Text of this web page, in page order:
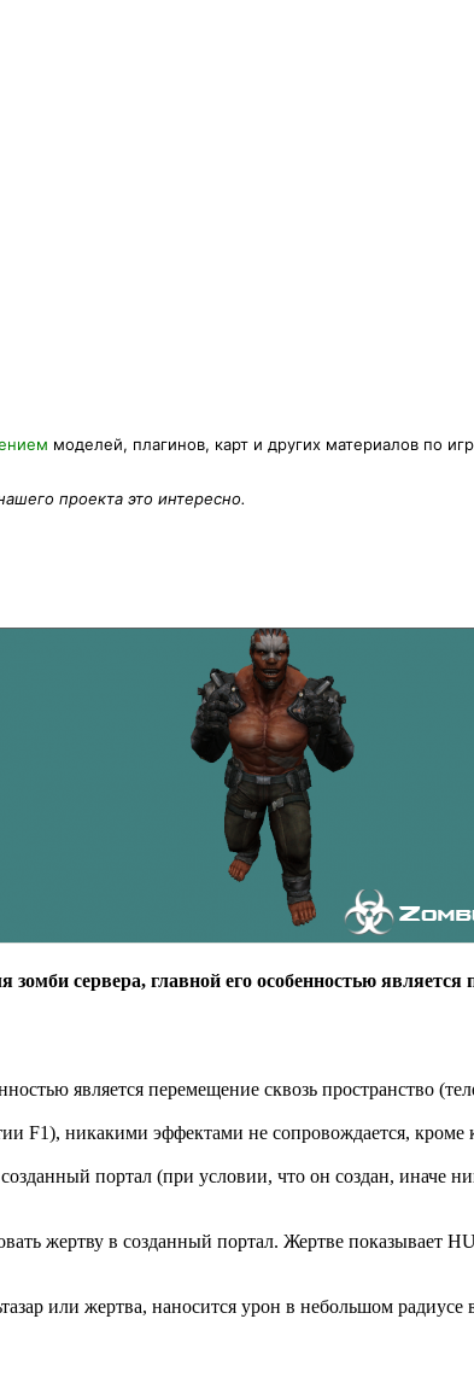
моделей, плагинов, карт и других материалов по
проекта это интересно.
сервера, главной его особенностью
является перемещение сквозь пространство
F1), никакими эффектами не сопровождается, кроме
портал (при условии, что он создан, иначе
жертву в созданный портал. Жертве показывает
или жертва, наносится урон в небольшом